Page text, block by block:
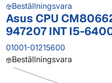
Beställningsvara
Asus CPU
947207 INT I5-
01001-01215600
Beställningsvara